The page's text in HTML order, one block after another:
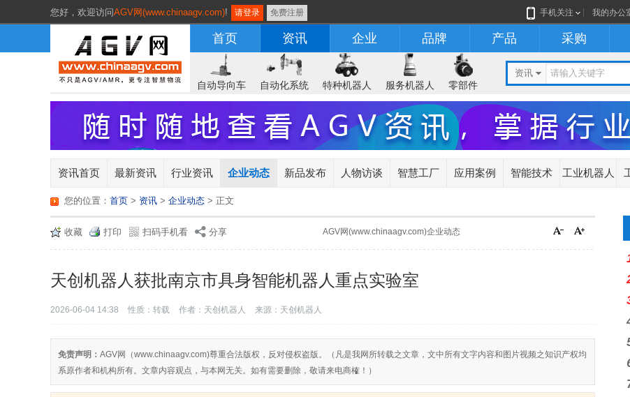
您好， 欢迎访问AGV网(www.chinaagv.com)! 请登录 免费注册 手机关注 我的办公
首页 资讯 企业 品牌 产品 采购
自动导向车 自动化系统 特种机器人 服务机器人 零部件
资讯
资讯首页 最新资讯 行业资讯 企业动态 新品发布 人物访谈 智慧工厂 应用案例 智能技术 工业机器人
您的位置： 首页 > 资讯 > 企业动态 > 正文
收藏 打印 扫码手机看 分享 AGV网(www.chinaagv.com)企业动态
天创机器人获批南京市具身智能机器人重点实验室
2026-06-04 14:38 性质：转载 作者：天创机器人 来源：天创机器人
免责声明： AGV网（www.chinaagv.com)尊重合法版权，反对侵权盗版。（凡是我网所转载之文章，文中所有文字内容和图片视频之知识产权均
系原作者和机构所有。文章内容观点，与本网无关。如有需要删除，敬请来电商榷！）